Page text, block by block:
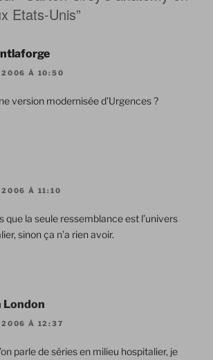
Etats-Unis”
À 10:50
version modernisée d’Urgences ?
À 11:10
que la seule ressemblance est l’univers
sinon ça n’a rien avoir.
London
À 12:37
parle de séries en milieu hospitalier, je